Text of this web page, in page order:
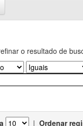
o resultado de
| Ordenar